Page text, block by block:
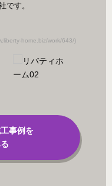
です。
home.biz/work/643/)
事例を